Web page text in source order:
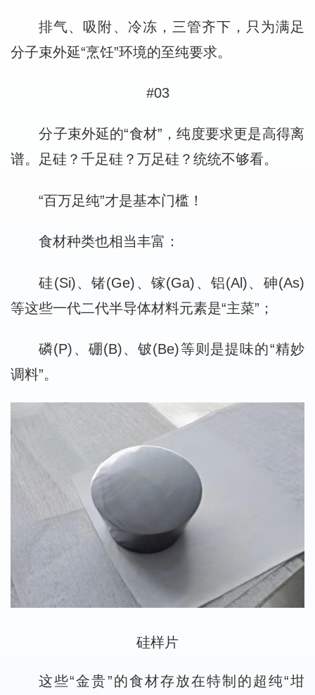
排气、吸附、冷冻，三管齐下，只为满足
分子束外延“烹饪”环境的至纯要求。
#03
分子束外延的“食材”，纯度要求更是高得离
谱。 足硅？千足硅？万足硅？统统不够看。
“百万足纯”才是基本门槛！
食材种类也相当丰富：
硅(Si)、锗(Ge)、镓(Ga)、铝(Al)、砷(As)
等这些一代二代半导体材料元素是“主菜”；
磷(P)、硼(B)、铍(Be)等则是提味的“精妙
调料”。
硅样片
这些“金贵”的食材存放在特制的超纯“坩